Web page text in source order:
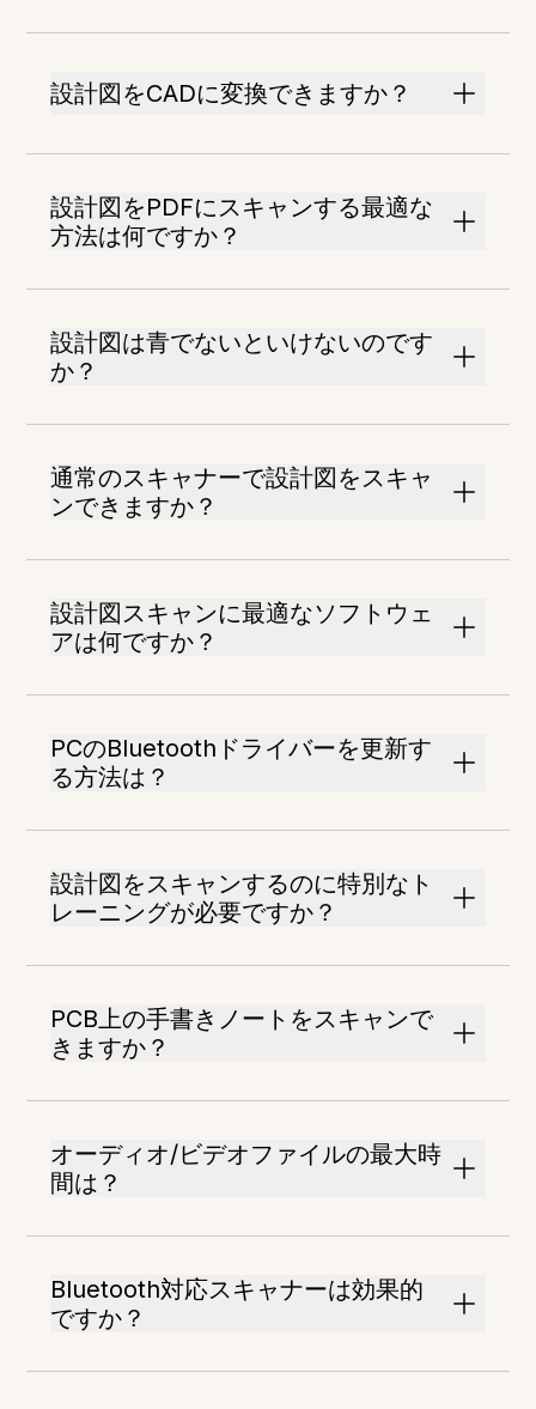
設計図をCADに変換できますか？
設計図をPDFにスキャンする最適な
方法は何ですか？
設計図は青でないといけないのです
か？
通常のスキャナーで設計図をスキャ
ンできますか？
設計図スキャンに最適なソフトウェ
アは何ですか？
PCのBluetoothドライバーを更新す
る方法は？
設計図をスキャンするのに特別なト
レーニングが必要ですか？
PCB上の手書きノートをスキャンで
きますか？
オーディオ/ビデオファイルの最大時
間は？
Bluetooth対応スキャナーは効果的
ですか？